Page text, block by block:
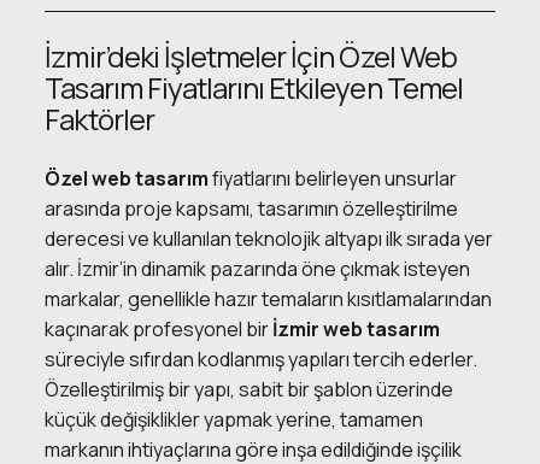
İzmir’deki İşletmeler İçin Özel Web
Tasarım Fiyatlarını Etkileyen Temel
Faktörler
Özel web tasarımfiyatlarını belirleyen unsurlar
arasında proje kapsamı, tasarımın özelleştirilme
derecesi ve kullanılan teknolojik altyapı ilk sırada yer
alır. İzmir’in dinamik pazarında öne çıkmak isteyen
markalar, genellikle hazır temaların kısıtlamalarından
kaçınarak profesyonel birİzmir web tasarım
süreciyle sıfırdan kodlanmış yapıları tercih ederler.
Özelleştirilmiş bir yapı, sabit bir şablon üzerinde
küçük değişiklikler yapmak yerine, tamamen
markanın ihtiyaçlarına göre inşa edildiğinde işçilik